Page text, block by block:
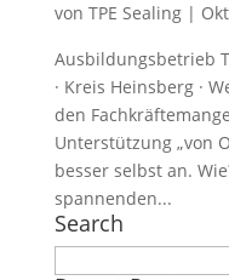
von TPE Sealing|
Ausbildungsbetrieb
· Kreis Heinsberg ·
den
Unterstützung „von
besser selbst an.
spannenden...
Search